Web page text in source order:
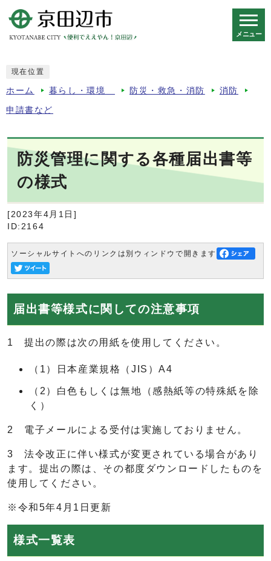
メニュー
現在位置
ホーム 暮らし・環境 防災・救急・消防 消防
申請書など
防災管理に関する各種届出書等
の様式
[2023年4月1日]
ID:2164
ソーシャルサイトへのリンクは別ウィンドウで開きます
届出書等様式に関しての注意事項
1 提出の際は次の用紙を使用してください。
（1）日本産業規格（JIS）A4
（2）白色もしくは無地（感熱紙等の特殊紙を除
く）
2 電子メールによる受付は実施しておりません。
3 法令改正に伴い様式が変更されている場合があり
ます。提出の際は、その都度ダウンロードしたものを
使用してください。
※令和5年4月1日更新
様式一覧表